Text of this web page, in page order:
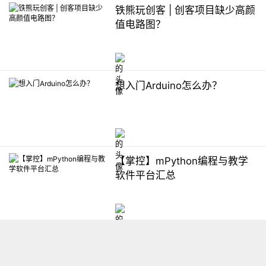
铁熊玩创客 | 创客项目缺少高颜
值电路图？
想入门Arduino怎么办？
【掌控】mPython编程与教学
软件平台汇总